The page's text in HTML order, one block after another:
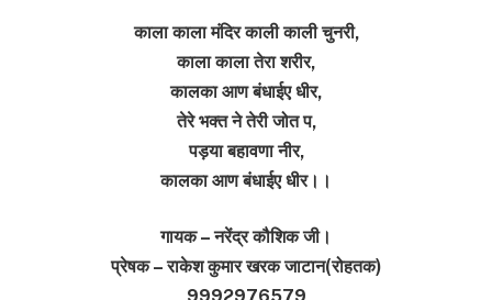
काला काला मंदिर काली काली चुनरी,
काला काला तेरा शरीर,
कालका आण बंधाईए धीर,
तेरे भक्त ने तेरी जोत प,
पड़या बहावणा नीर,
कालका आण बंधाईए धीर।।
गायक – नरेंद्र कौशिक जी।
प्रेषक – राकेश कुमार खरक जाटान(रोहतक)